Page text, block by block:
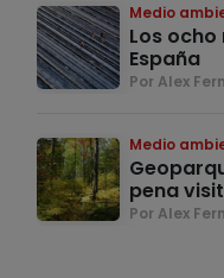
Medio
Los
España
Por Alex
Medio
pena
Por Alex